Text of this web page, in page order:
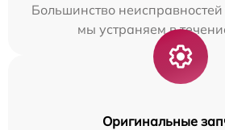
Большинство
мы устраняем в
Оригинальные